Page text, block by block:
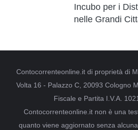
Incubo per i
nelle Grandi
Contocorrenteonline.it di proprietà di
Volta 16 - Palazzo C, 20093 Cologno
Fiscale e Partita I.V.A.
Contocorrenteonline.it non è una
quanto viene aggiornato senza